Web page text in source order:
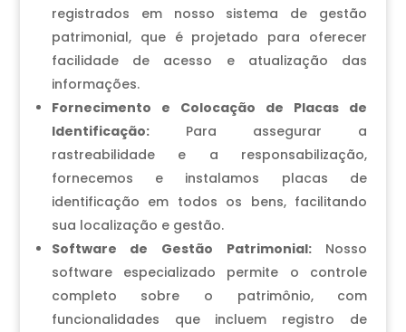
registrados em nosso sistema de gestão
patrimonial, que é projetado para oferecer
facilidade de acesso e atualização das
informações.
Fornecimento e Colocação de Placas de
Identificação:Para assegurar a
rastreabilidade e a responsabilização,
fornecemos e instalamos placas de
identificação em todos os bens, facilitando
sua localização e gestão.
Software de Gestão Patrimonial:Nosso
software especializado permite o controle
completo sobre o patrimônio, com
funcionalidades que incluem registro de